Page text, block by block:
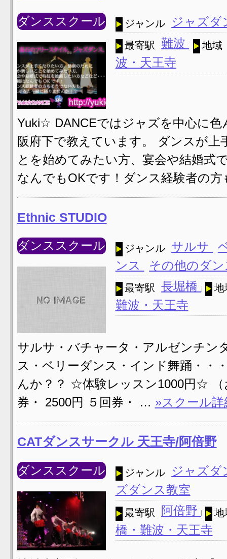
ダンススクール ジャンル ジャズ
最寄駅 難波 地域
波・天王寺
Yuki☆ DANCEではジャズを中心に
阪府下で教えています。 ダンスが
とを始めてみたい方、宴会や結婚式
なんでもOKです！ダンス経験者の
Ethnic STUDIO
ダンススクール ジャンル サルサ
ンス
その他のダ
最寄駅 長堀橋 地
難波・天王寺
サルサ・バチャータ・アルゼンチン
ス・ベリーダンス・インド舞踊・・
んか？？ ☆体験レッスン1000円☆ （
券・ 2500円 ５回券・ … »スクール詳
CATダンスサークル 天王寺/阿倍野
ダンススクール ジャンル
ジャズ
ズダンス教室
最寄駅 阿倍野 地
橋・難波・天王寺